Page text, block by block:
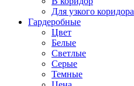
Для узкого коридора
Гардеробные
Цвет
Белые
Светлые
Серые
Темные